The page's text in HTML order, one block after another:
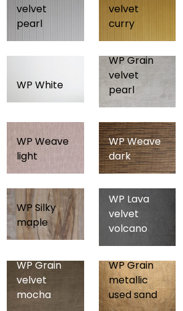
velvet
pearl
velvet
curry
WP White
WP Grain
velvet
pearl
WP Weave
light
WP Weave
dark
WP Silky
maple
WP Lava
velvet
volcano
WP Grain
velvet
mocha
WP Grain
metallic
used sand